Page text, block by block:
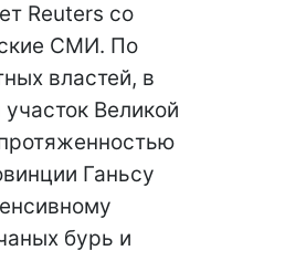
Reuters со
СМИ. По
властей, в
Великой
Ганьсу
бурь и